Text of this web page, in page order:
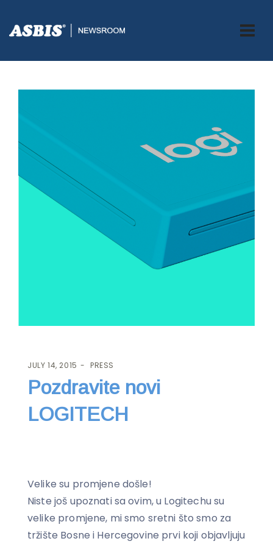
ASBIS.BA >PRESS> POZDRAVITE NOVI LOGITECH
JULY 14, 2015 PRESS
Pozdravite novi
LOGITECH
Velike su promjene došle!
Niste još upoznati sa ovim, u Logitechu su
velike promjene, mi smo sretni što smo za
tržište Bosne i Hercegovine prvi koji objavljuju